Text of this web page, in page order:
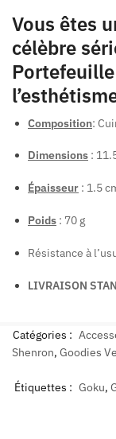
Vous êtes
célèbre
Composition:
Dimensions :
Épaisseur : 1.5
Poids : 70 g
Résistance à
LIVRAISON
Catégories :
Shenron, Goodies
Étiquettes : Goku,